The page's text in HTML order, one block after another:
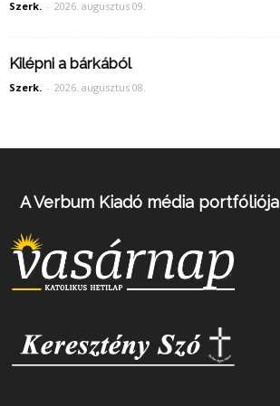
Szerk. - 2026. augusztus 09.
Kilépni a bárkából
Szerk. - 2026. augusztus 08.
A Verbum Kiadó média portfóliója